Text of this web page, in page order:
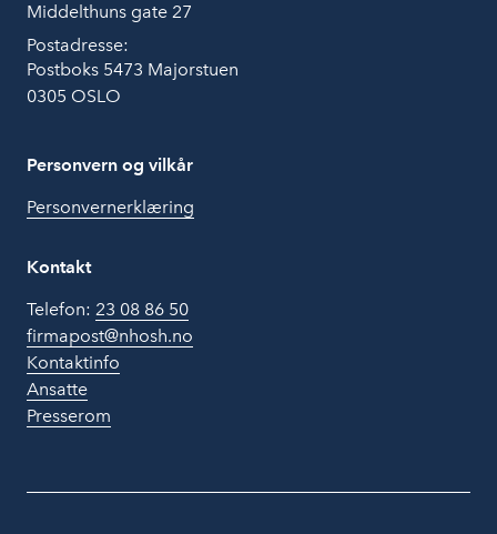
Middelthuns gate 27
Postadresse:
Postboks 5473 Majorstuen
0305 OSLO
Personvern og vilkår
Personvernerklæring
Kontakt
Telefon: 23 08 86 50
firmapost@nhosh.no
Kontaktinfo
Ansatte
Presserom